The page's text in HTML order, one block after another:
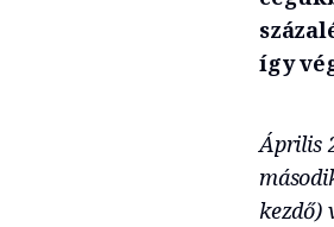
így
Április
kezdő)